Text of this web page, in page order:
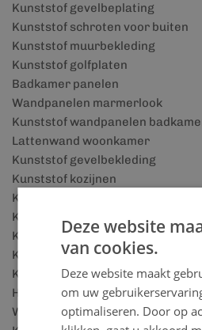
Kunststof gevelbeplating
Kunststof schroten voor buiten
Kunststof muurbekleding
Kunststof golfplaten
Badkamer panelen
Wandpanelen marmerlook
Kunststof wandpanelen
Lattenwand woonkamer
Kunststof gevelbekleding
Kunststof kozijnen
Kunststof boeidelen
Kunststof dakpanplaten
Kunststof vensterbanken
Kunststof plafonds
Kunststof plafond voor badkamer
Houtlook wandpanelen
Wandbekleding badkamer
Deze website
van cookies.
Deze website maakt
om uw
optimaliseren. Door op